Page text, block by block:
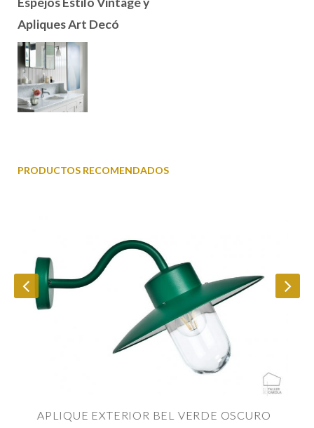
Apliques Art Decó
PRODUCTOS RECOMENDADOS
ALFOMBRA SINTÉTICA FLO MOSTAZA